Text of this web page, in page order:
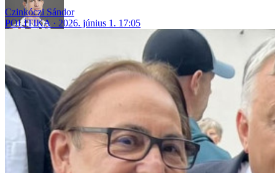
Czinkóczi Sándor
POLITIKA
2026. június 1. 17:05